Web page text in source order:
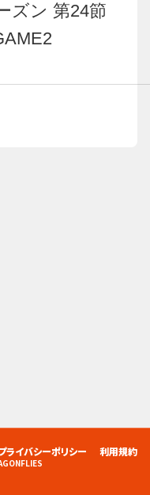
ズン 第24節
ライバシーポリシー 利用規約